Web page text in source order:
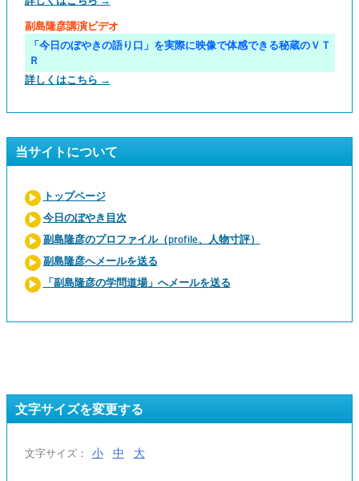
副島隆彦講演ビデオ
「今日のぼやきの語り口」を実際に映像で体感できる秘蔵のＶＴ
Ｒ
詳しくはこちら →
当サイトについて
トップページ
今日のぼやき目次
副島隆彦のプロファイル（profile、人物寸評）
副島隆彦へメールを送る
「副島隆彦の学問道場」へメールを送る
文字サイズを変更する
文字サイズ： 小 中 大